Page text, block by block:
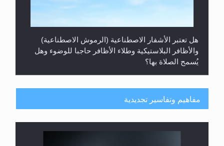
هل تعتبر الأشفار الاصطناعية (الرموش الاصطناعية)
والأظافر البلاستيكية وطلاء الأظافر حاجبا للوضوء وهل
يُسمح الصلاة بها؟
مفاهيم وتفاسير تجديدية